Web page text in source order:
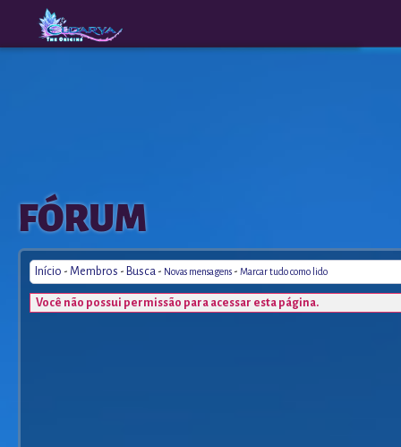
The
Origins
FÓRUM
Início - Membros - Busca - Novas mensagens - Marcar tudo como lido
Você não possui permissão para acessar esta página.